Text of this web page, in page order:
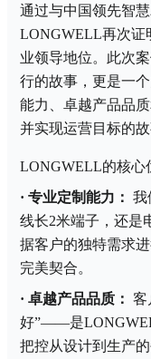
通过与中国领先智
LONGWELL再次证
业领导地位。此次
行的故事，更是一
能力、卓越产品品
并实现运营目标的故
LONGWELL的核心
·专业定制能力：
我
线长2米端子，还是
据客户的独特需求
完美契合。
·卓越产品品质： 客
好”——是
把控从设计到生产